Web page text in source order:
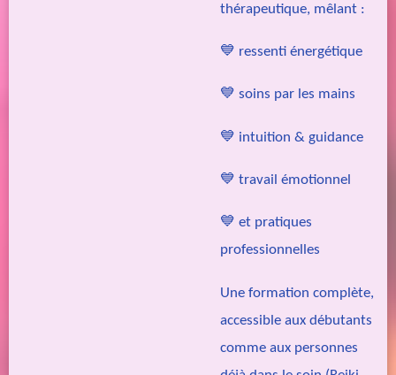
thérapeutique, mêlant :
💙 ressenti énergétique
💙 soins par les mains
💙 intuition & guidance
💙 travail émotionnel
💙 et pratiques
professionnelles
Une formation complète,
accessible aux débutants
comme aux personnes